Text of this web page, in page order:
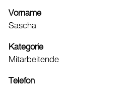
Organigramm
Mitarbeitende
Onlineschalter
Dienstleistungen
Vorname
Sascha
Kategorie
Mitarbeitende
Telefon